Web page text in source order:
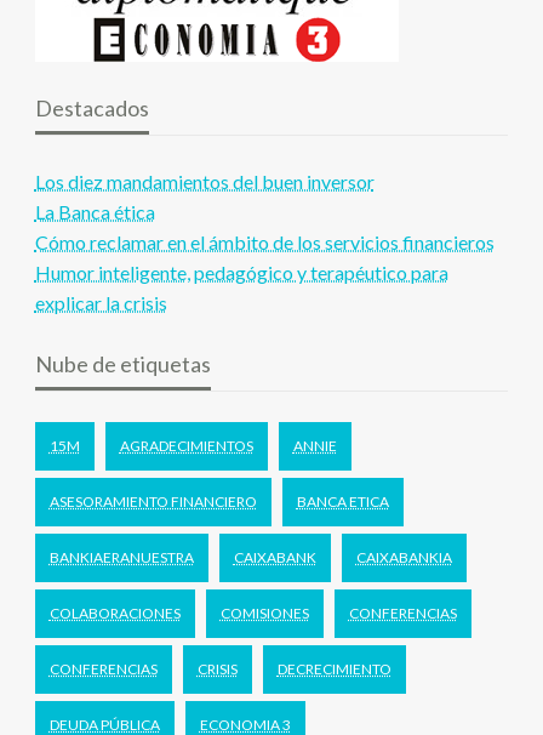
Destacados
Los diez mandamientos del buen inversor
La Banca ética
Cómo reclamar en el ámbito de los servicios financieros
Humor inteligente, pedagógico y terapéutico para
explicar la crisis
Nube de etiquetas
15M AGRADECIMIENTOS ANNIE
ASESORAMIENTO FINANCIERO BANCA ETICA
BANKIAERANUESTRA CAIXABANK CAIXABANKIA
COLABORACIONES COMISIONES CONFERENCIAS
CONFERENCIAS CRISIS DECRECIMIENTO
DEUDA PÚBLICA ECONOMIA 3